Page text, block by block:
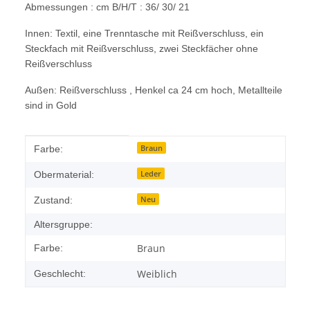
Abmessungen : cm B/H/T : 36/ 30/ 21
Innen: Textil, eine Trenntasche mit Reißverschluss, ein
Steckfach mit Reißverschluss, zwei Steckfächer ohne
Reißverschluss
Außen: Reißverschluss , Henkel ca 24 cm hoch, Metallteile
sind in Gold
Produkteigenschaft
Wert
Farbe: Braun
Obermaterial: Leder
Zustand: Neu
Altersgruppe:
Farbe: Braun
Geschlecht: Weiblich